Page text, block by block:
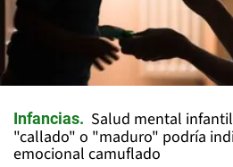
Infancias
Salud mental
"callado" o "maduro" podría
emocional camuflado